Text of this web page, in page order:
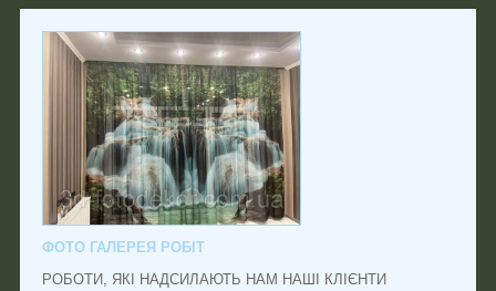
ФОТО ГАЛЕРЕЯ РОБІТ
РОБОТИ, ЯКІ НАДСИЛАЮТЬ НАМ НАШІ КЛІЄНТИ